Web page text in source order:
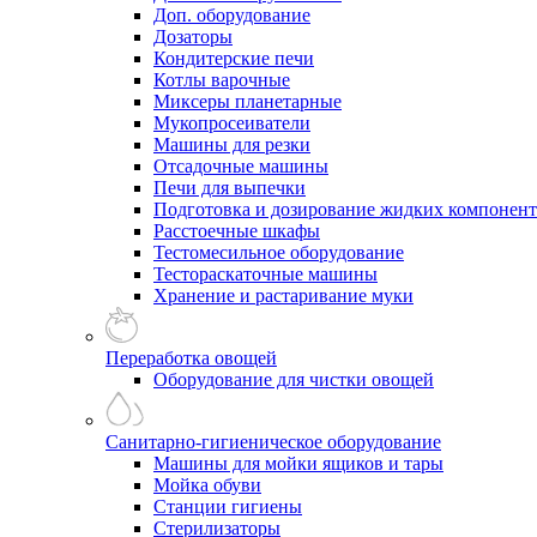
Доп. оборудование
Дозаторы
Кондитерские печи
Котлы варочные
Миксеры планетарные
Мукопросеиватели
Машины для резки
Отсадочные машины
Печи для выпечки
Подготовка и дозирование жидких
Расстоечные шкафы
Тестомесильное оборудование
Тестораскаточные машины
Хранение и растаривание муки
Переработка овощей
Оборудование для чистки овощей
Санитарно-гигиеническое оборудование
Машины для мойки ящиков и тары
Мойка обуви
Станции гигиены
Стерилизаторы